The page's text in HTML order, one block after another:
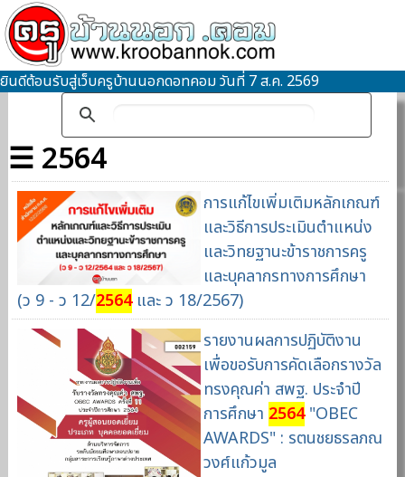
ยินดีต้อนรับสู่เว็บครูบ้านนอกดอทคอม วันที่ 7 ส.ค. 2569
☰ 2564
การแก้ไขเพิ่มเติมหลักเกณฑ์
และวิธีการประเมินตำแหน่ง
และวิทยฐานะข้าราชการครู
และบุคลากรทางการศึกษา
(ว 9 - ว 12/2564และ ว 18/2567)
รายงานผลการปฏิบัติงาน
เพื่อขอรับการคัดเลือกรางวัล
ทรงคุณค่า สพฐ. ประจำปี
การศึกษา 2564"OBEC
AWARDS" : รตนชยธรลภณ
วงศ์แก้วมูล